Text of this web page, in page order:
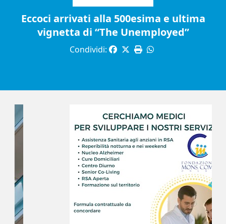
Eccoci arrivati alla 500esima e ultima
vignetta di “The Unemployed”
Condividi: